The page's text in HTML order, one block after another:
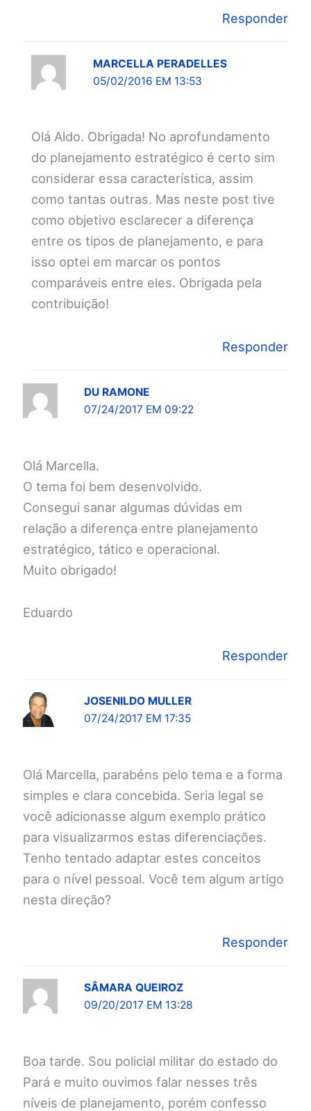
Responder
MARCELLA PERADELLES
05/02/2016 EM 13:53
Olá Aldo. Obrigada! No aprofundamento
do planejamento estratégico é certo sim
considerar essa característica, assim
como tantas outras. Mas neste post tive
como objetivo esclarecer a diferença
entre os tipos de planejamento, e para
isso optei em marcar os pontos
comparáveis entre eles. Obrigada pela
contribuição!
Responder
DU RAMONE
07/24/2017 EM 09:22
Olá Marcella.
O tema foi bem desenvolvido.
Consegui sanar algumas dúvidas em
relação a diferença entre planejamento
estratégico, tático e operacional.
Muito obrigado!
Eduardo
Responder
JOSENILDO MULLER
07/24/2017 EM 17:35
Olá Marcella, parabéns pelo tema e a forma
simples e clara concebida. Seria legal se
você adicionasse algum exemplo prático
para visualizarmos estas diferenciações.
Tenho tentado adaptar estes conceitos
para o nível pessoal. Você tem algum artigo
nesta direção?
Responder
SÂMARA QUEIROZ
09/20/2017 EM 13:28
Boa tarde. Sou policial militar do estado do
Pará e muito ouvimos falar nesses três
níveis de planejamento, porém confesso